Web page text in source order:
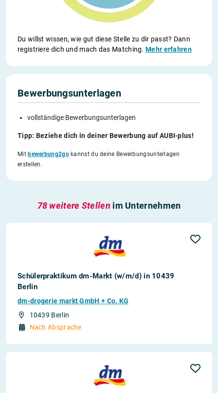
Du willst wissen, wie gut diese Stelle zu dir passt? Dann
registriere dich und mach das Matching.Mehr erfahren
Bewerbungsunterlagen
vollständige Bewerbungsunterlagen
Tipp: Beziehe dich in deiner Bewerbung auf AUBI-plus!
Mitbewerbung2gokannst du deine Bewerbungsunterlagen
erstellen.
78 weitere Stellen im Unternehmen
Schülerpraktikum dm-Markt (w/m/d) in 10439
Berlin
dm-drogerie markt GmbH + Co. KG
10439 Berlin
Nach Absprache